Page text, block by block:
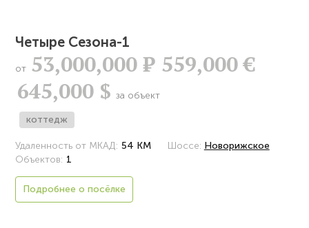
Четыре Сезона-1
от 53,000,000Р 559,000 €
645,000 $ за объект
коттедж
Удаленность от МКАД: 54 КМ Шоссе: Новорижское
Объектов: 1
Подробнее о посёлке